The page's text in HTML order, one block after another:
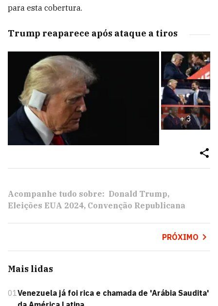
para esta cobertura.
Trump reaparece após ataque a tiros
+3
Acompanhe tudo sobre: Donald Trump
Eleições EUA 2024 Convenção Republicana
PRÓXIMO
Mais lidas
01Venezuela já foi rica e chamada de 'Arábia Saudita'